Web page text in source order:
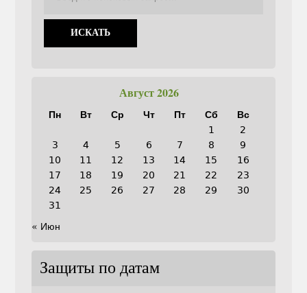
Август 2026
Пн Вт Ср Чт Пт Сб
Вс
1
2
3
4 5 6 7 8
9
10
11 12 13 14 15
16
17
18 19 20 21 22
23
24
25 26 27 28 29
30
31
« Июн
Защиты по датам